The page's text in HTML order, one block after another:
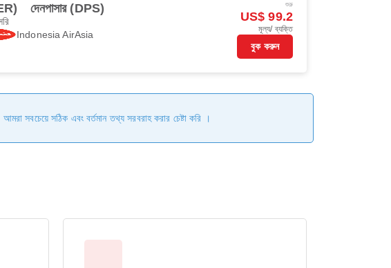
দেনপাসার (DPS)
Indonesia AirAsia
শুরু
US$ 99.2
মূল্য/ ব্যক্তি
বুক করুন
সবচেয়ে সঠিক এবং বর্তমান তথ্য সরবরাহ করার চেষ্টা করি ।